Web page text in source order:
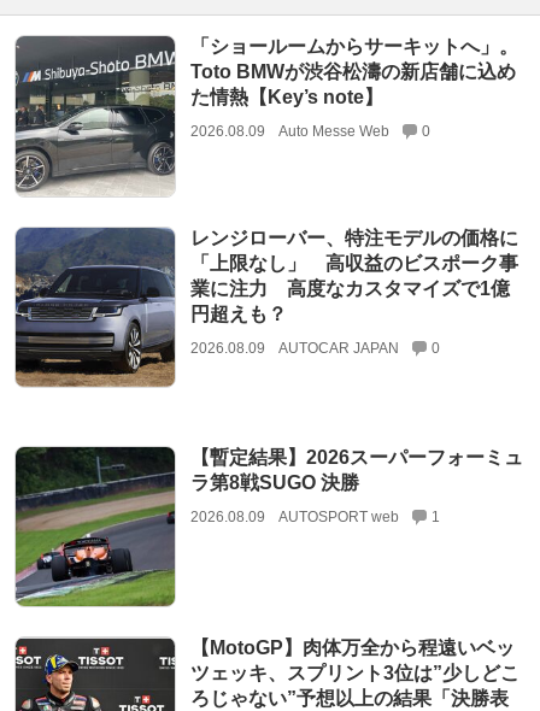
「ショールームからサーキットへ」。
Toto BMWが渋谷松濤の新店舗に込め
た情熱【Key’s note】
2026.08.09 Auto Messe Web 0
レンジローバー、特注モデルの価格に
「上限なし」 高収益のビスポーク事
業に注力 高度なカスタマイズで1億
円超えも？
2026.08.09 AUTOCAR JAPAN 0
【暫定結果】2026スーパーフォーミュ
ラ第8戦SUGO 決勝
2026.08.09 AUTOSPORT web 1
【MotoGP】肉体万全から程遠いベッ
ツェッキ、スプリント3位は”少しどこ
ろじゃない”予想以上の結果「決勝表